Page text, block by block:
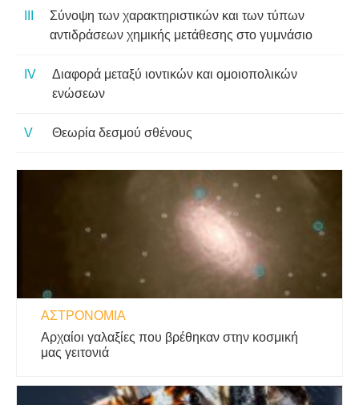
Σύνοψη των χαρακτηριστικών και των τύπων
αντιδράσεων χημικής μετάθεσης στο γυμνάσιο
Διαφορά μεταξύ ιοντικών και ομοιοπολικών
ενώσεων
Θεωρία δεσμού σθένους
ΑΣΤΡΟΝΟΜΊΑ
Αρχαίοι γαλαξίες που βρέθηκαν στην κοσμική
μας γειτονιά